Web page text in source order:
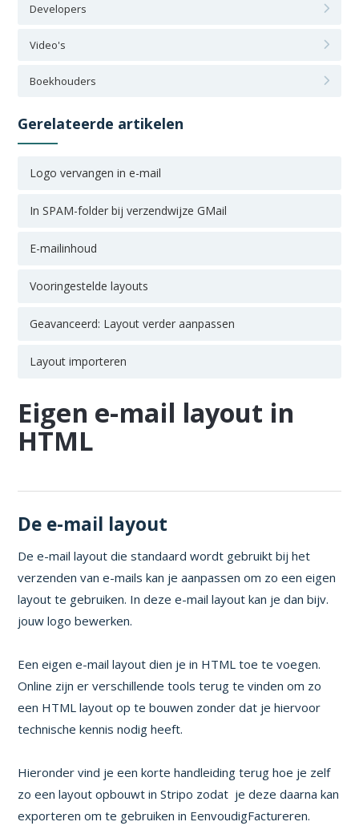
Developers
Video's
Boekhouders
Gerelateerde artikelen
Logo vervangen in e-mail
In SPAM-folder bij verzendwijze GMail
E-mailinhoud
Vooringestelde layouts
Geavanceerd: Layout verder aanpassen
Layout importeren
Eigen e-mail layout in
HTML
De e-mail layout
De e-mail layout die standaard wordt gebruikt bij het
verzenden van e-mails kan je aanpassen om zo een eigen
layout te gebruiken. In deze e-mail layout kan je dan bijv.
jouw logo bewerken.
Een eigen e-mail layout dien je in HTML toe te voegen.
Online zijn er verschillende tools terug te vinden om zo
een HTML layout op te bouwen zonder dat je hiervoor
technische kennis nodig heeft.
Hieronder vind je een korte handleiding terug hoe je zelf
zo een layout opbouwt in Stripo zodat je deze daarna kan
exporteren om te gebruiken in EenvoudigFactureren.